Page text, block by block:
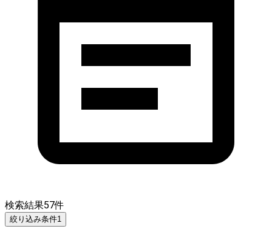
検索結果57件
絞り込み条件1